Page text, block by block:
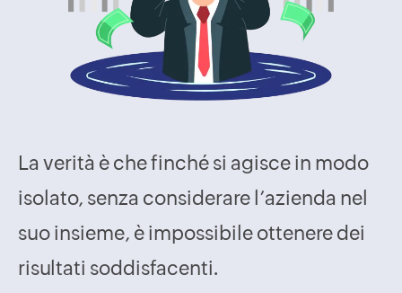
La verità è che finché si agisce in modo
isolato, senza considerare l’azienda nel
suo insieme, è impossibile ottenere dei
risultati soddisfacenti.